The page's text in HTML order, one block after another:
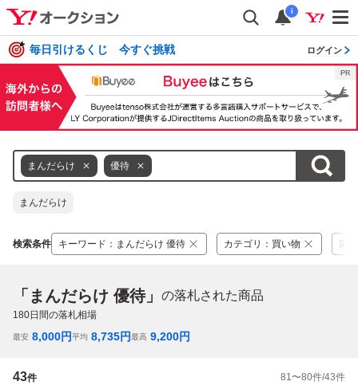
i
毎日引けるくじ 今すぐ挑戦 ログイン
まんだらけ 優待
まんだらけ
検索条件 キーワード ： まんだらけ 優待 カテゴリ ： 買い物 落
「まんだらけ 優待」 の落札された商品
180日間の落札相場
最安 8,000円平均 8,735円最高 9,200円
43件 81 〜80件/43件